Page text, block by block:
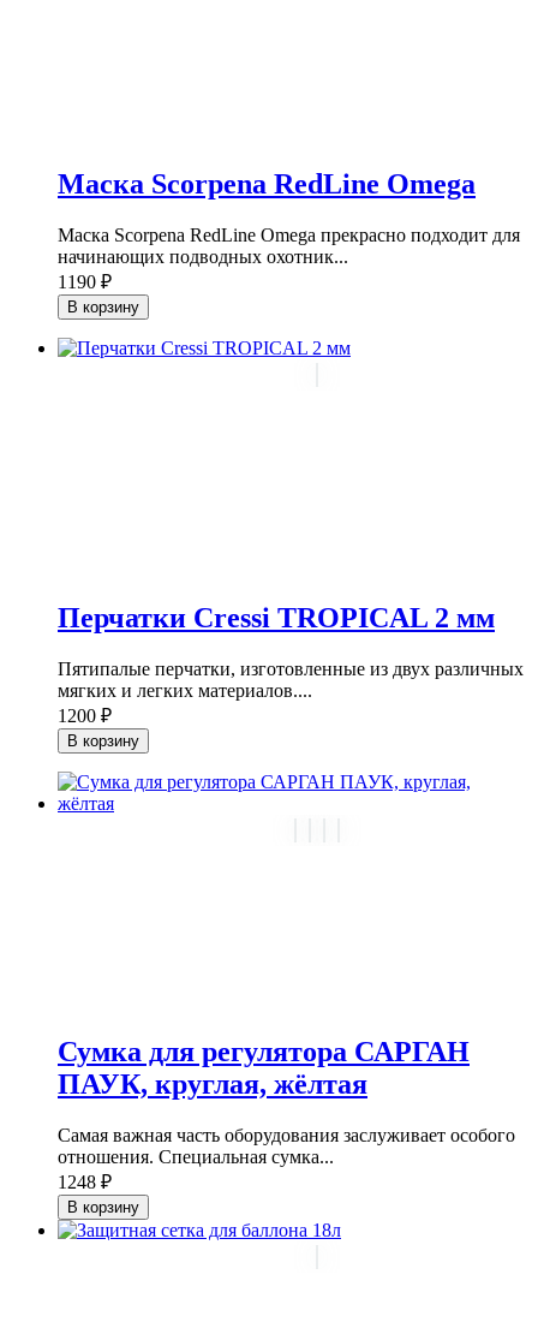
Маска Scorpena RedLine Omega
Маска Scorpena RedLine Omega прекрасно подходит для
начинающих подводных охотник...
1190 ₽
В корзину
Перчатки Cressi TROPICAL 2 мм
Пятипалые перчатки, изготовленные из двух различных
мягких и легких материалов....
1200 ₽
В корзину
Сумка для регулятора САРГАН
ПАУК, круглая, жёлтая
Самая важная часть оборудования заслуживает особого
отношения. Специальная сумка...
1248 ₽
В корзину